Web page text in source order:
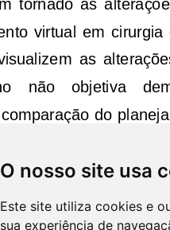
O nosso site usa
Este site utiliza cookies e
sua experiência de